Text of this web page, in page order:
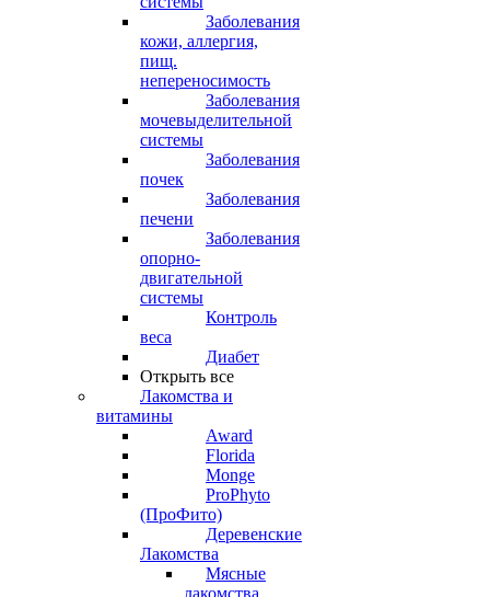
Заболевания
кожи, аллергия,
пищ.
непереносимость
Заболевания
мочевыделительной
системы
Заболевания
почек
Заболевания
печени
Заболевания
опорно-
двигательной
системы
Контроль
веса
Диабет
Открыть все
Лакомства и
витамины
Award
Florida
Monge
ProPhyto
(ПроФито)
Деревенские
Лакомства
Мясные